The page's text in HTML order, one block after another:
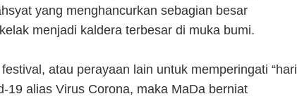
yang menghancurkan sebagian besar
menjadi kaldera terbesar di muka bumi.
atau perayaan lain untuk memperingati “hari
19 alias Virus Corona, maka MaDa berniat